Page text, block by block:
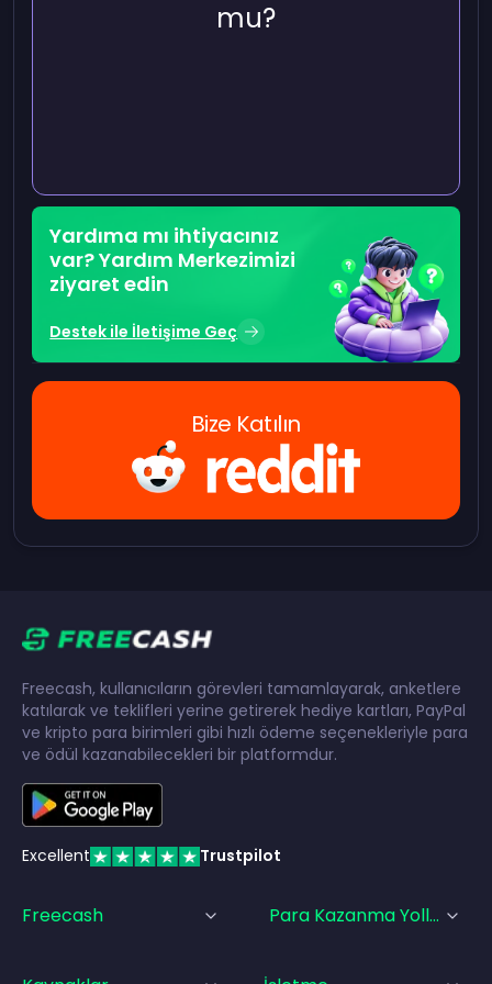
mu?
Yardıma mı ihtiyacınız
var? Yardım Merkezimizi
ziyaret edin
Destek ile İletişime Geç
Bize Katılın
Freecash, kullanıcıların görevleri tamamlayarak, anketlere
katılarak ve teklifleri yerine getirerek hediye kartları, PayPal
ve kripto para birimleri gibi hızlı ödeme seçenekleriyle para
ve ödül kazanabilecekleri bir platformdur.
Excellent Trustpilot
Freecash Para Kazanma Yolları